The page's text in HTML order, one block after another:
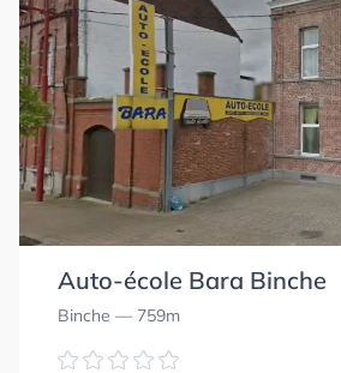
Auto-école Bara Binche
Binche — 759m